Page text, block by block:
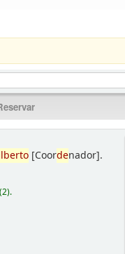
[Coordenador].
(2).